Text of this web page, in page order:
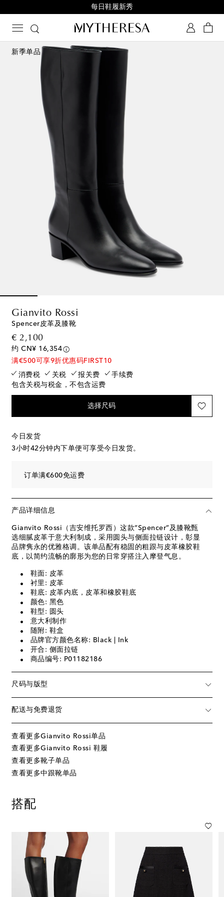
每日鞋履新秀
新季单品
Gianvito Rossi
Spencer皮革及膝靴
€ 2,100original price
约 CN¥ 16,354
满€500可享9折优惠码FIRST10
消费税
关税 报关费
手续费
包含关税与税金，不包含运费
选择尺码
今日发货
3小时42分钟内下单便可享受今日发货。
订单满€600免运费
产品详细信息
Gianvito Rossi（吉安维托罗西）这款“Spencer”及膝靴甄
选细腻皮革于意大利制成，采用圆头与侧面拉链设计，彰显
品牌隽永的优雅格调。该单品配有稳固的粗跟与皮革橡胶鞋
底，以简约流畅的廓形为您的日常穿搭注入摩登气息。
鞋面: 皮革
衬里: 皮革
鞋底: 皮革内底，皮革和橡胶鞋底
颜色: 黑色
鞋型: 圆头
意大利制作
随附: 鞋盒
品牌官方颜色名称: Black | Ink
开合: 侧面拉链
商品编号: P01182186
尺码与版型
配送与免费退货
查看更多Gianvito Rossi单品
查看更多Gianvito Rossi 鞋履
查看更多靴子单品
查看更多中跟靴单品
搭配